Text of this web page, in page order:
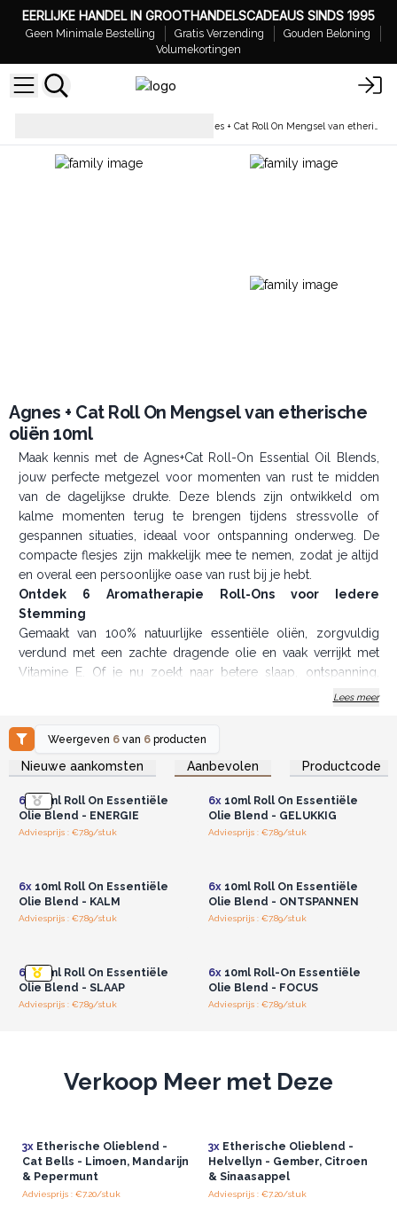
EERLIJKE HANDEL IN GROOTHANDELSCADEAUS SINDS 1995
Geen Minimale Bestelling Gratis Verzending
Gouden Beloning
Volumekortingen
Agnes + Cat Roll On Mengsel van etherische
oliën 10ml
Maak kennis met de Agnes+Cat Roll-On Essential Oil Blends,
jouw perfecte metgezel voor momenten van rust te midden
van de dagelijkse drukte. Deze blends zijn ontwikkeld om
kalme momenten terug te brengen tijdens stressvolle of
gespannen situaties, ideaal voor ontspanning onderweg. De
compacte flesjes zijn makkelijk mee te nemen, zodat je altijd
en overal een persoonlijke oase van rust bij je hebt.
Ontdek 6 Aromatherapie Roll-Ons voor Iedere
Stemming
Gemaakt van 100% natuurlijke essentiële oliën, zorgvuldig
verdund met een zachte dragende olie en vaak verrijkt met
Vitamine E. Of je nu zoekt naar betere slaap, ontspanning,
focus, rust, energie of geluk, er is een blend voor elke
Breng de roller eenvoudig aan op polsen of slapen, haal diep
adem en voel de stress wegsmelten. Alleen voor uitwendig
gebruik; bij huidirritatie direct stoppen.
Verpakt in sets van 6, elk flesje ligt in een bruin, geperst
geschenkdoosje, ideaal als verwenmoment voor jezelf of als
doordacht cadeau voor anderen.
terwijl je klanten een premium product aanbiedt. Het opnemen
van Agnes+Cat Roll-On Essential Oil Blends in je assortiment
brengt niet alleen ontspanning naar je klanten, maar zorgt ook
Bestel nu en geef je klanten het geschenk van
innerlijke rust en sereniteit.
Lees meer
Weergeven 6 van 6 producten
Nieuwe aankomsten Aanbevolen Productcode
Log in of registreer u voor
groothandelsprijzen.
6x 10ml Roll On Essentiële
Olie Blend - ENERGIE
Adviesprijs : €7.89/stuk
Log in of registreer u voor
groothandelsprijzen.
6x10ml Roll On Essentiële
Olie Blend - GELUKKIG
Adviesprijs : €7.89/stuk
6x10ml Roll On Essentiële
Olie Blend - KALM
Adviesprijs : €7.89/stuk
6x10ml Roll On Essentiële
Olie Blend - ONTSPANNEN
Adviesprijs : €7.89/stuk
6x 10ml Roll On Essentiële
Olie Blend - SLAAP
Adviesprijs : €7.89/stuk
6x10ml Roll-On Essentiële
Olie Blend - FOCUS
Adviesprijs : €7.89/stuk
Verkoop Meer met Deze
3xEtherische Olieblend -
Cat Bells - Limoen, Mandarijn
& Pepermunt
Adviesprijs : €7.20/stuk
3xEtherische Olieblend -
Helvellyn - Gember, Citroen
& Sinaasappel
Adviesprijs : €7.20/stuk